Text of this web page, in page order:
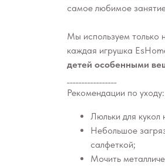
самое любимое
Мы используем только
каждая игрушка
детей особенными
Рекомендации по уходу:
Люльки для кукол
Небольшое
салфеткой;
Мочить